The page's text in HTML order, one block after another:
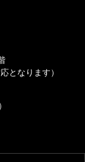
となります）